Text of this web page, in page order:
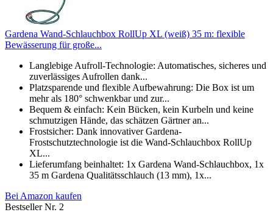
Gardena Wand-Schlauchbox RollUp XL (weiß) 35 m: flexible
Bewässerung für große...
Langlebige Aufroll-Technologie: Automatisches, sicheres und
zuverlässiges Aufrollen dank...
Platzsparende und flexible Aufbewahrung: Die Box ist um
mehr als 180° schwenkbar und zur...
Bequem & einfach: Kein Bücken, kein Kurbeln und keine
schmutzigen Hände, das schätzen Gärtner an...
Frostsicher: Dank innovativer Gardena-
Frostschutztechnologie ist die Wand-Schlauchbox RollUp
XL...
Lieferumfang beinhaltet: 1x Gardena Wand-Schlauchbox, 1x
35 m Gardena Qualitätsschlauch (13 mm), 1x...
Bei Amazon kaufen
Bestseller Nr. 2